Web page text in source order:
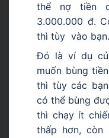
thể nợ tiền
3.000.000 đ.
thì tùy vào bạn.
Đó là ví dụ
muốn bùng
thì tùy các
có thể bùng
thì chạy ít
thấp hơn, còn